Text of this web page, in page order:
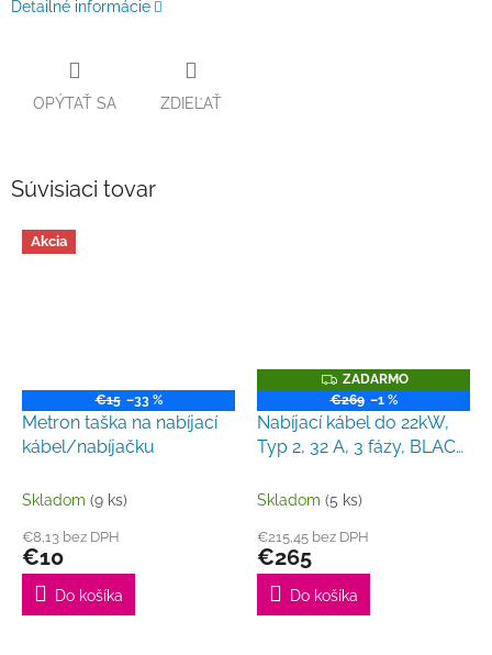
Detailné informácie
OPÝTAŤ SA ZDIEĽAŤ
Súvisiaci tovar
Akcia
€15 –33 %
Metron taška na nabíjací
kábel/nabíjačku
Skladom (9 ks)
€8,13 bez DPH
€10
Do košíka
Z
A
D
A
R
M
ZADARMO
€269 –1 %
Nabíjací kábel do 22kW,
Typ 2, 32 A, 3 fázy, BLACK
Skladom (5 ks)
€215,45 bez DPH
€265
Do košíka